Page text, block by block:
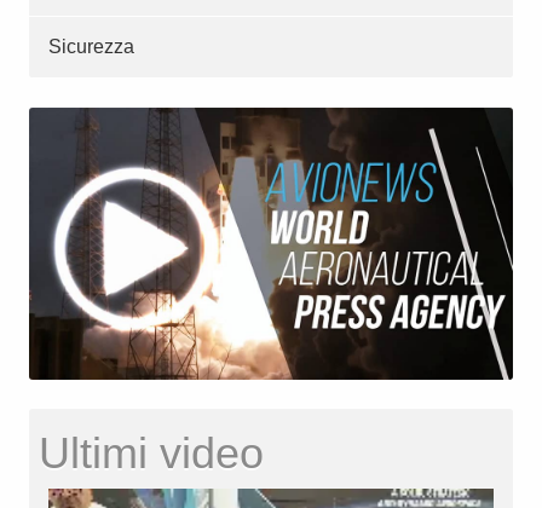
Sicurezza
Ultimi video